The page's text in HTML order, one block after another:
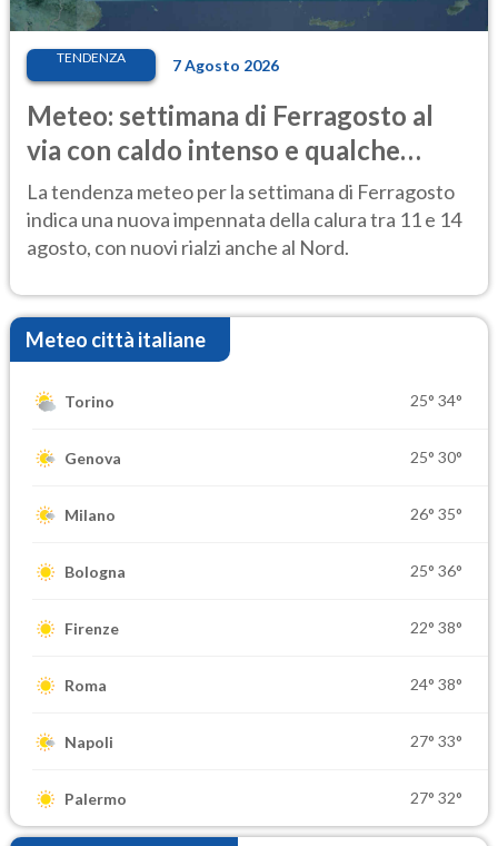
TENDENZA 7 Agosto 2026
Meteo: settimana di Ferragosto al
via con caldo intenso e qualche
temporale
La tendenza meteo per la settimana di Ferragosto
indica una nuova impennata della calura tra 11 e 14
agosto, con nuovi rialzi anche al Nord.
Meteo città italiane
Torino 25° 34°
Genova 25° 30°
Milano 26° 35°
Bologna 25° 36°
Firenze 22° 38°
Roma 24° 38°
Napoli 27° 33°
Palermo 27° 32°